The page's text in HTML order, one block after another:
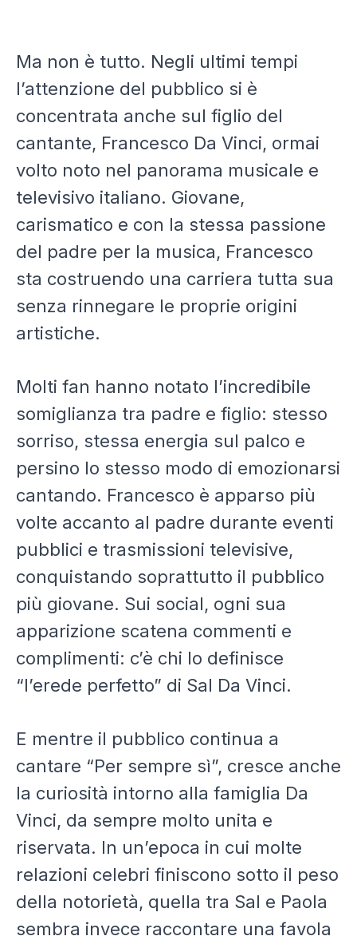
Ma non è tutto. Negli ultimi tempi
l’attenzione del pubblico si è
concentrata anche sul figlio del
cantante, Francesco Da Vinci, ormai
volto noto nel panorama musicale e
televisivo italiano. Giovane,
carismatico e con la stessa passione
del padre per la musica, Francesco
sta costruendo una carriera tutta sua
senza rinnegare le proprie origini
artistiche.
Molti fan hanno notato l’incredibile
somiglianza tra padre e figlio: stesso
sorriso, stessa energia sul palco e
persino lo stesso modo di emozionarsi
cantando. Francesco è apparso più
volte accanto al padre durante eventi
pubblici e trasmissioni televisive,
conquistando soprattutto il pubblico
più giovane. Sui social, ogni sua
apparizione scatena commenti e
complimenti: c’è chi lo definisce
“l’erede perfetto” di Sal Da Vinci.
E mentre il pubblico continua a
cantare “Per sempre sì”, cresce anche
la curiosità intorno alla famiglia Da
Vinci, da sempre molto unita e
riservata. In un’epoca in cui molte
relazioni celebri finiscono sotto il peso
della notorietà, quella tra Sal e Paola
sembra invece raccontare una favola